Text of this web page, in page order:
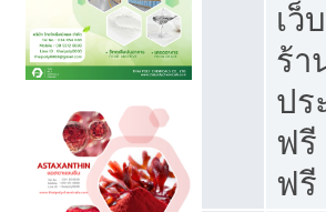
เว็
ร้า
ปร
ฟรี
ฟรี